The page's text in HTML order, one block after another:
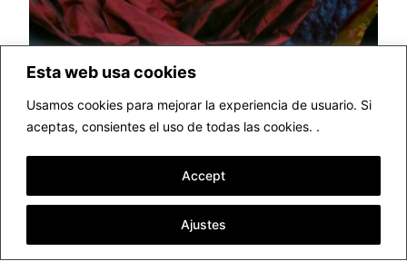
Esta web usa cookies
Usamos cookies para mejorar la experiencia de usuario. Si
aceptas, consientes el uso de todas las cookies. .
Ajustes
Accept
Valencia Fashion
Week Primavera
Verano 2014. Día 2